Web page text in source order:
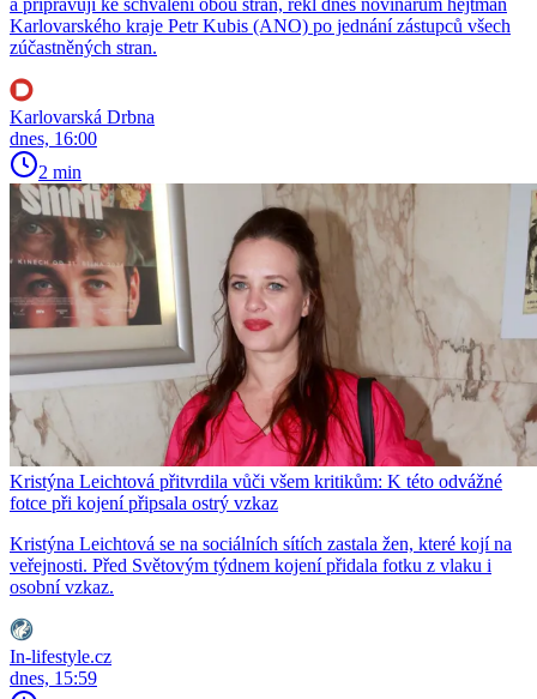
a připravují ke schválení obou stran, řekl dnes novinářům hejtman
Karlovarského kraje Petr Kubis (ANO) po jednání zástupců všech
zúčastněných stran.
Karlovarská Drbna
dnes, 16:00
2 min
Kristýna Leichtová přitvrdila vůči všem kritikům: K této odvážné
fotce při kojení připsala ostrý vzkaz
Kristýna Leichtová se na sociálních sítích zastala žen, které kojí na
veřejnosti. Před Světovým týdnem kojení přidala fotku z vlaku i
osobní vzkaz.
In-lifestyle.cz
dnes, 15:59